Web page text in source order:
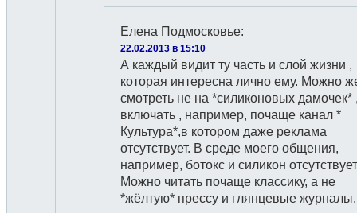
Елена Подмосковье:
22.02.2013 в 15:10
А каждый видит ту часть и слой жизни ,
которая интересна лично ему. Можно
смотреть не на *силиконовых дамочек*
включать , например, почаще канал *
Культура*,в котором даже реклама
отсутствует. В среде моего общения,
например, ботокс и силикон
Можно читать почаще классику, а не
*жёлтую* прессу и глянцевые журналы.